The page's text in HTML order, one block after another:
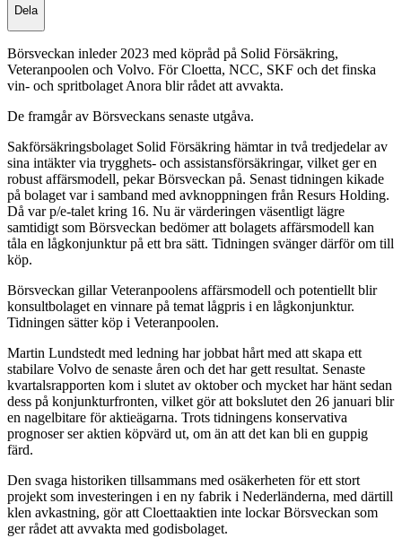
Dela
Börsveckan inleder 2023 med köpråd på Solid Försäkring,
Veteranpoolen och Volvo. För Cloetta, NCC, SKF och det finska
vin- och spritbolaget Anora blir rådet att avvakta.
De framgår av Börsveckans senaste utgåva.
Sakförsäkringsbolaget Solid Försäkring hämtar in två tredjedelar av
sina intäkter via trygghets- och assistansförsäkringar, vilket ger en
robust affärsmodell, pekar Börsveckan på. Senast tidningen kikade
på bolaget var i samband med avknoppningen från Resurs Holding.
Då var p/e-talet kring 16. Nu är värderingen väsentligt lägre
samtidigt som Börsveckan bedömer att bolagets affärsmodell kan
tåla en lågkonjunktur på ett bra sätt. Tidningen svänger därför om till
köp.
Börsveckan gillar Veteranpoolens affärsmodell och potentiellt blir
konsultbolaget en vinnare på temat lågpris i en lågkonjunktur.
Tidningen sätter köp i Veteranpoolen.
Martin Lundstedt med ledning har jobbat hårt med att skapa ett
stabilare Volvo de senaste åren och det har gett resultat. Senaste
kvartalsrapporten kom i slutet av oktober och mycket har hänt sedan
dess på konjunkturfronten, vilket gör att bokslutet den 26 januari blir
en nagelbitare för aktieägarna. Trots tidningens konservativa
prognoser ser aktien köpvärd ut, om än att det kan bli en guppig
färd.
Den svaga historiken tillsammans med osäkerheten för ett stort
projekt som investeringen i en ny fabrik i Nederländerna, med därtill
klen avkastning, gör att Cloettaaktien inte lockar Börsveckan som
ger rådet att avvakta med godisbolaget.